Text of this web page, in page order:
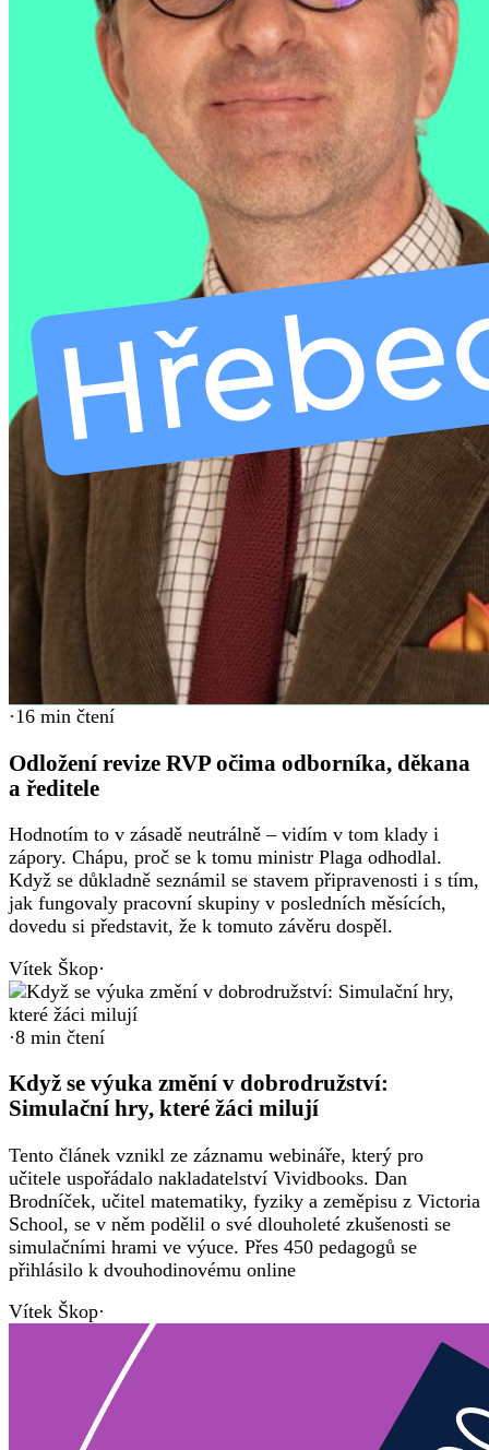
·16 min čtení
Odložení revize RVP očima odborníka, děkana
a ředitele
Hodnotím to v zásadě neutrálně – vidím v tom klady i
zápory. Chápu, proč se k tomu ministr Plaga odhodlal.
Když se důkladně seznámil se stavem připravenosti i s tím,
jak fungovaly pracovní skupiny v posledních měsících,
dovedu si představit, že k tomuto závěru dospěl.
Vítek Škop·
·8 min čtení
Když se výuka změní v dobrodružství:
Simulační hry, které žáci milují
Tento článek vznikl ze záznamu webináře, který pro
učitele uspořádalo nakladatelství Vividbooks. Dan
Brodníček, učitel matematiky, fyziky a zeměpisu z Victoria
School, se v něm podělil o své dlouholeté zkušenosti se
simulačními hrami ve výuce. Přes 450 pedagogů se
přihlásilo k dvouhodinovému online
Vítek Škop·